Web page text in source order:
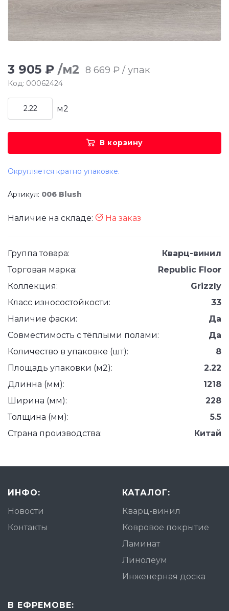
3 905 ₽ /м2 8 669 ₽ / упак
Код: 00062424
м2
В корзину
Округляется кратно упаковке.
Артикул: 006 Blush
Наличие на складе: На заказ
Группа товара:
Кварц-винил
Торговая марка:
Republic Floor
Коллекция:
Grizzly
Класс износостойкости:
33
Наличие фаски:
Да
Совместимость с тёплыми полами:
Да
Количество в упаковке (шт):
8
Площадь упаковки (м2):
2.22
Длинна (мм):
1218
Ширина (мм):
228
Толщина (мм):
5.5
Страна производства:
Китай
ИНФО:
Новости
Контакты
КАТАЛОГ:
Кварц-винил
Ковровое покрытие
Ламинат
Линолеум
Инженерная доска
В ЕФРЕМОВЕ: